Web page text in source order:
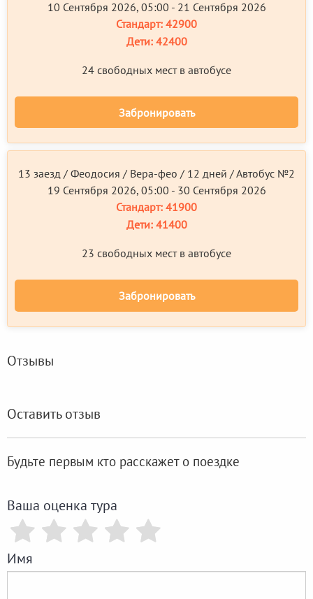
10 Сентября 2026, 05:00 - 21 Сентября 2026
Стандарт: 42900
Дети:42400
24 свободных мест в автобусе
Забронировать
13 заезд / Феодосия / Вера-фео / 12 дней / Автобус №2
19 Сентября 2026, 05:00 - 30 Сентября 2026
Стандарт: 41900
Дети:41400
23 свободных мест в автобусе
Забронировать
Отзывы
Оставить отзыв
Будьте первым кто расскажет о поездке
Ваша оценка тура
Имя